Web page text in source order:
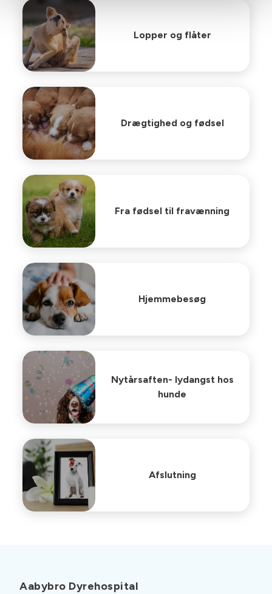
Lopper og flåter
Drægtighed og fødsel
Fra fødsel til fravænning
Hjemmebesøg
Nytårsaften- lydangst hos
hunde
Afslutning
Aabybro Dyrehospital